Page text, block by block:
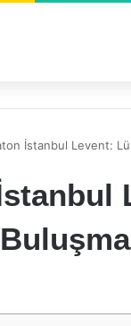
İstanbul Levent: